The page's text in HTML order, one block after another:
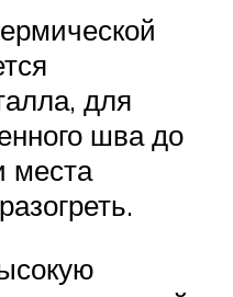
для
шва до
места